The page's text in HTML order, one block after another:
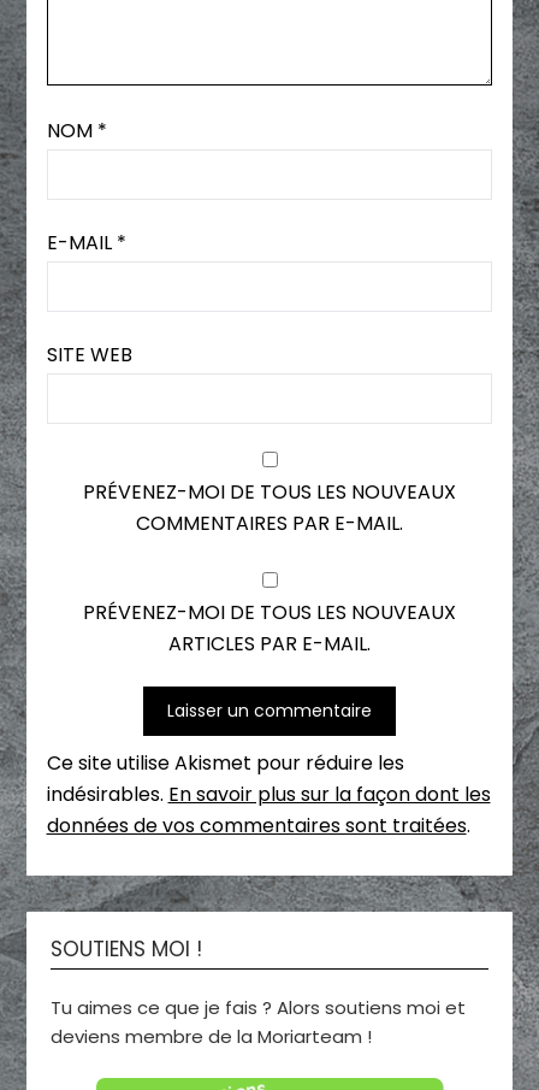
NOM *
E-MAIL *
SITE WEB
PRÉVENEZ-MOI DE TOUS LES NOUVEAUX
COMMENTAIRES PAR E-MAIL.
PRÉVENEZ-MOI DE TOUS LES NOUVEAUX
ARTICLES PAR E-MAIL.
Ce site utilise Akismet pour réduire les
indésirables. En savoir plus sur la façon dont les
données de vos commentaires sont traitées.
SOUTIENS MOI !
Tu aimes ce que je fais ? Alors soutiens moi et
deviens membre de la Moriarteam !